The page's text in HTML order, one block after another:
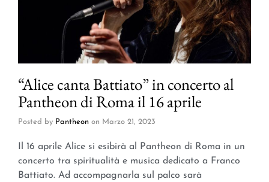
“Alice canta Battiato” in concerto al
Pantheon di Roma il 16 aprile
Posted by Pantheon on Marzo 21, 2023
Il 16 aprile Alice si esibirà al Pantheon di Roma in un
concerto tra spiritualità e musica dedicato a Franco
Battiato. Ad accompagnarla sul palco sarà